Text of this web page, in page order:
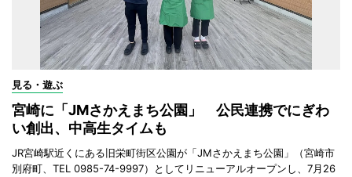
見る・遊ぶ
宮崎に「JMさかえまち公園」 公民連携でにぎわ
い創出、中高生タイムも
JR宮崎駅近くにある旧栄町街区公園が「JMさかえまち公園」（宮崎市
別府町、TEL 0985-74-9997）としてリニューアルオープンし、7月26